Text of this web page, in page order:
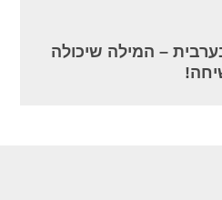
– המילה שיכולה